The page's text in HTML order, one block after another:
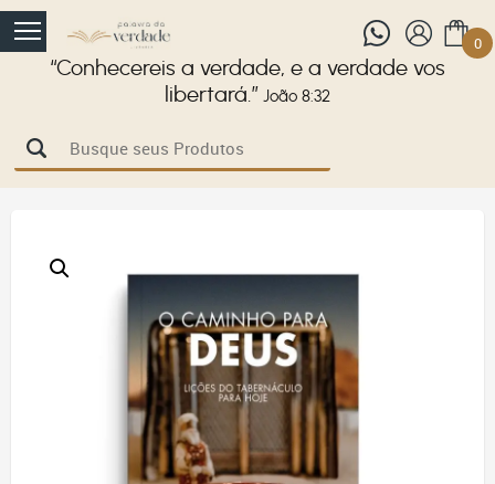
“Conhecereis a verdade, e a verdade vos
libertará.” João 8:32
0